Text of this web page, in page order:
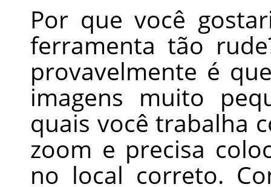
Por que você
ferramenta tão
provavelmente é
imagens muito
quais você trabalha
zoom e precisa
no local correto.